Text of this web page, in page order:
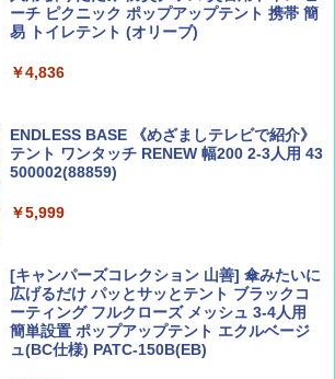
AIRLINE（エアライン）2026年9月号【特
集】ボーイング110周年を祝して！
球の歩き方A ヨーロッパ
ァキア 2026～2027 地球の歩き方A ヨーロッ
￥2,277
新しい日本地理 地図・統計・移動から読み
解く (講談社現代新書)
ーチ ピクニック ポップアップテント 携帯 簡
易 トイレテント (オリーブ)
￥4,836
ENDLESS BASE 《めざましテレビで紹介》
テント ワンタッチ RENEW 幅200 2-3人用 43
500002(88859)
￥5,999
[キャンパーズコレクション 山善] 傘みたいに
広げるだけ パッとサッとテント ブラックコ
ーティング フルクローズ メッシュ 3-4人用
簡単設置 ポップアップテント エクルベージ
ュ(BC仕様) PATC-150B(EB)